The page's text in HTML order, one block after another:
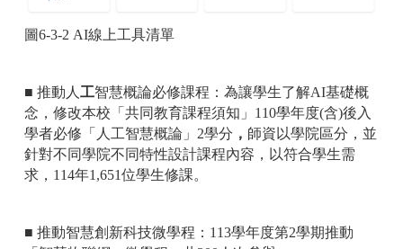
圖6-3-2 AI線上工具清單
■ 推動人工智慧概論必修課程：為讓學生了解AI基礎概
念，修改本校「共同教育課程須知」110學年度(含)後入
學者必修「人工智慧概論」2學分 ， 師資以學院區分，並
針對不同學院不同特性設計課程內容，以符合學生需
求，114年1,651位學生修課。
■ 推動智慧創新科技微學程：113學年度第2學期推動